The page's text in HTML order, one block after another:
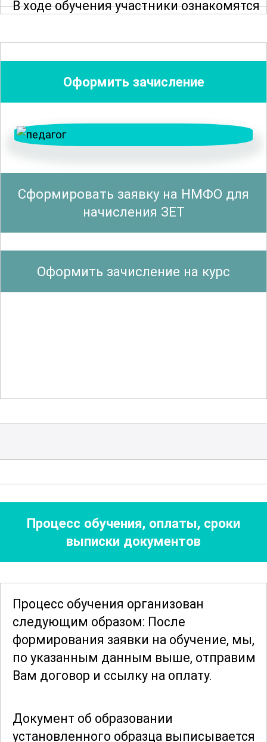
В ходе обучения участники ознакомятся
техниками, которые позволяют
эффективно адаптировать
образовательный процесс к
учебных программ и планов,
интеграции новых технологий в
работы учеников. Курс включает в себя
изучение теоретических аспектов
педагогики и методики преподавания
Слушатели курса получат знания о том,
искусстве, а также практическим
планирования занятий и разработки
методических рекомендаций для
улучшения качества образования.
Темы курса охватывают широкий
инновационные методы обучения,
использование цифровых
инструментов и ресурсов, а также
психологические аспекты работы с
учащимися разного возраста.
Участники курса узнают о современных
изобразительного искусства и
Оформить зачисление
Сформировать заявку на НМФО для
начисления ЗЕТ
Оформить зачисление на курс
Процесс обучения, оплаты, сроки
выписки документов
Процесс обучения организован
следующим образом: После
формирования заявки на обучение, мы,
по указанным данным выше, отправим
Вам договор и ссылку на оплату.
Документ об образовании
установленного образца выписывается